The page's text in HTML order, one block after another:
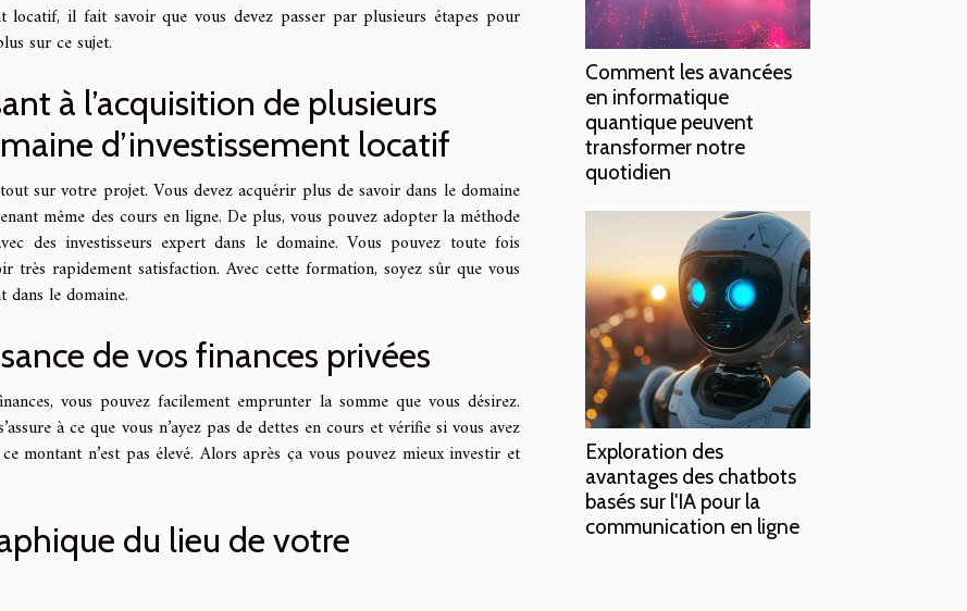
locatif, il fait savoir que vous devez passer par plusieurs étapes pour
sur ce sujet.
à l’acquisition de plusieurs
d’investissement locatif
sur votre projet. Vous devez acquérir plus de savoir dans le domaine
même des cours en ligne. De plus, vous pouvez adopter la méthode
des investisseurs expert dans le domaine. Vous pouvez toute fois
très rapidement satisfaction. Avec cette formation, soyez sûr que vous
le domaine.
de vos finances privées
vous pouvez facilement emprunter la somme que vous désirez.
à ce que vous n’ayez pas de dettes en cours et vérifie si vous avez
montant n’est pas élevé. Alors après ça vous pouvez mieux investir et
du lieu de votre
Comment les avancées
en informatique
quantique peuvent
transformer notre
quotidien
Exploration des
avantages des chatbots
basés sur l'IA pour la
communication en ligne